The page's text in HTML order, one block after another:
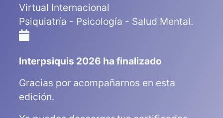
Virtual Internacional
Psiquiatría - Psicología - Salud Mental.
Interpsiquis 2026 ha finalizado
Gracias por acompañarnos en esta
edición.